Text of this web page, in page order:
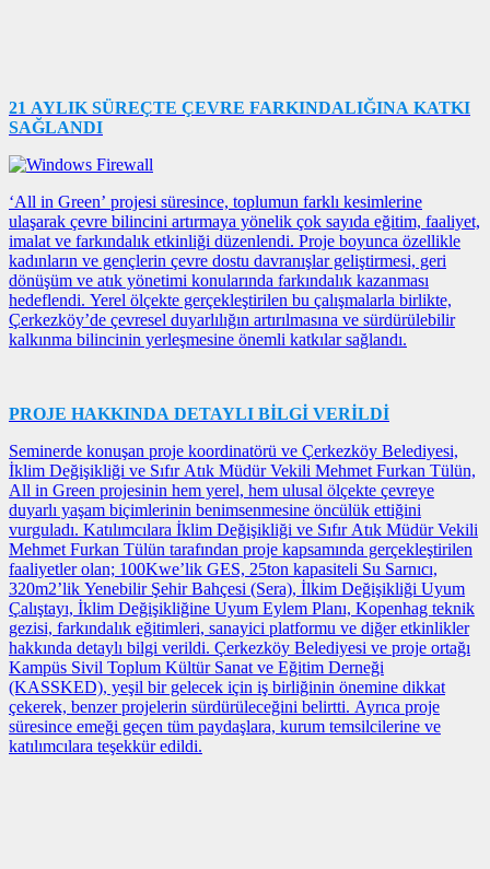
21 AYLIK SÜREÇTE ÇEVRE FARKINDALIĞINA KATKI
SAĞLANDI
‘All in Green’ projesi süresince, toplumun farklı kesimlerine
ulaşarak çevre bilincini artırmaya yönelik çok sayıda eğitim, faaliyet,
imalat ve farkındalık etkinliği düzenlendi. Proje boyunca özellikle
kadınların ve gençlerin çevre dostu davranışlar geliştirmesi, geri
dönüşüm ve atık yönetimi konularında farkındalık kazanması
hedeflendi. Yerel ölçekte gerçekleştirilen bu çalışmalarla birlikte,
Çerkezköy’de çevresel duyarlılığın artırılmasına ve sürdürülebilir
kalkınma bilincinin yerleşmesine önemli katkılar sağlandı.
PROJE HAKKINDA DETAYLI BİLGİ VERİLDİ
Seminerde konuşan proje koordinatörü ve Çerkezköy Belediyesi,
İklim Değişikliği ve Sıfır Atık Müdür Vekili Mehmet Furkan Tülün,
All in Green projesinin hem yerel, hem ulusal ölçekte çevreye
duyarlı yaşam biçimlerinin benimsenmesine öncülük ettiğini
vurguladı. Katılımcılara İklim Değişikliği ve Sıfır Atık Müdür Vekili
Mehmet Furkan Tülün tarafından proje kapsamında gerçekleştirilen
faaliyetler olan; 100Kwe’lik GES, 25ton kapasiteli Su Sarnıcı,
320m2’lik Yenebilir Şehir Bahçesi (Sera), İlkim Değişikliği Uyum
Çalıştayı, İklim Değişikliğine Uyum Eylem Planı, Kopenhag teknik
gezisi, farkındalık eğitimleri, sanayici platformu ve diğer etkinlikler
hakkında detaylı bilgi verildi. Çerkezköy Belediyesi ve proje ortağı
Kampüs Sivil Toplum Kültür Sanat ve Eğitim Derneği
(KASSKED), yeşil bir gelecek için iş birliğinin önemine dikkat
çekerek, benzer projelerin sürdürüleceğini belirtti. Ayrıca proje
süresince emeği geçen tüm paydaşlara, kurum temsilcilerine ve
katılımcılara teşekkür edildi.